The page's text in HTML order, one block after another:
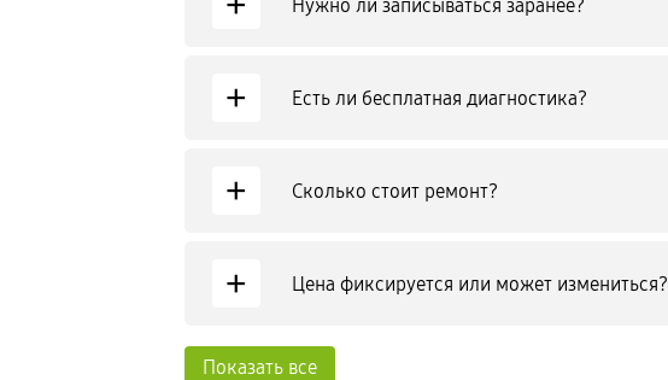
Нужно ли записываться заранее?
+ Есть ли бесплатная диагностика?
+ Сколько стоит ремонт?
+ Цена фиксируется или может измениться?
Показать все